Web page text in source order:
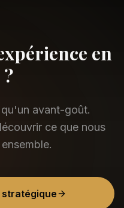
en
avant-goût.
ce que nous
stratégique